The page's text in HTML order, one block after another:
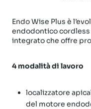
Endo Wise Plus è
endodontico
integrato che offre
4 modalità di lavoro
localizzatore
del motore